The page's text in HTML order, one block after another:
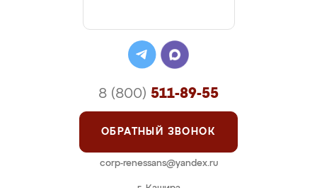
8 (800) 511-89-55
ОБРАТНЫЙ ЗВОНОК
corp-renessans@yandex.ru